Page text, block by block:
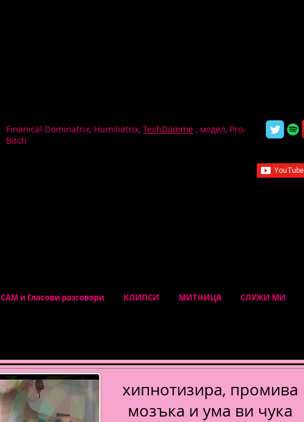
Finanical Dominatrix, Humiliatrix, TechDomme , модел, Pro-
Bitch
CAM и Гласови разговори КЛИПСИ МИТНИЦА СЛУЖИ МИ
хипнотизира, промива
мозъка и ума ви чука